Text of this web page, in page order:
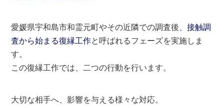
愛媛県宇和島市和霊元町やその近隣での調査後、接触調
査から始まる復縁工作と呼ばれるフェーズを実施しま
す。
この復縁工作では、二つの行動を行います。
大切な相手へ、影響を与える様々な対応。